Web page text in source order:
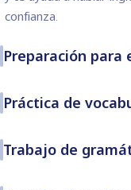
confianza.
Preparación para
Práctica de
Trabajo de